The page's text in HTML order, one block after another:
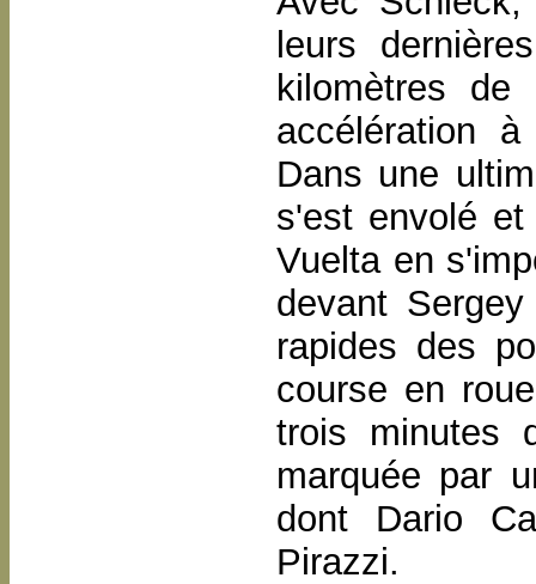
leurs
kilomètres
accélération
Dans une
s'est envolé
Vuelta en
devant
rapides des
course en
trois minutes
marquée par
dont Dario
Pirazzi.